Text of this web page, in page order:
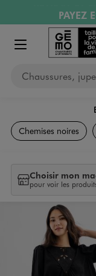
Aller au contenu
Aller à la PAYEZ
Retours
Afficher le menu
Chaussures,
Chemises noires
Choisir mon
pour voir les